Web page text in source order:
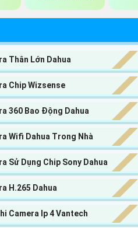
Thân Lớn Dahua
Chip Wizsense
360 Bao Động Dahua
Wifi Dahua Trong Nhà
Sử Dụng Chip Sony Dahua
H.265 Dahua
Camera Ip 4 Vantech